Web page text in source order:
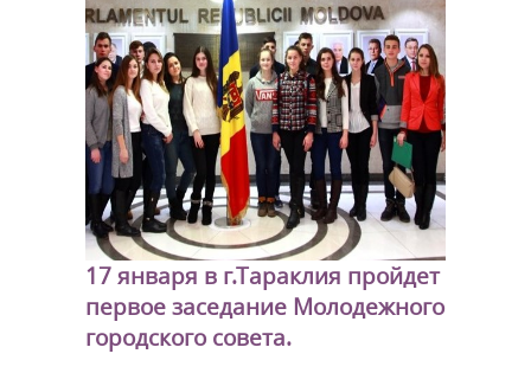
17 января в г.Тараклия пройдет
первое заседание Молодежного
городского совета.